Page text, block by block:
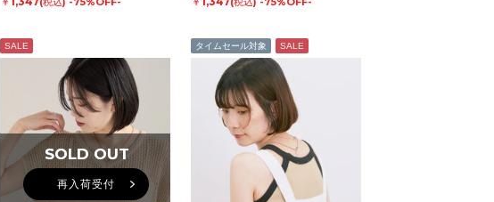
SALE
SOLD OUT
SOLD OUT
再入荷受付
タイムセール対象 SALE